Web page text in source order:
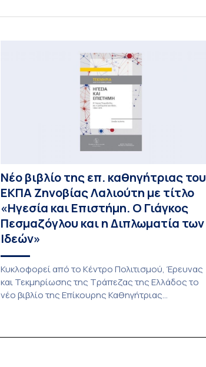
τηλεοπτικό γεγονός σε απευθείας σύνδεση»
Νέο βιβλίο της επ. καθηγήτριας του
ΕΚΠΑ Ζηνοβίας Λαλιούτη με τίτλο
«Ηγεσία και Επιστήμη. Ο Γιάγκος
Πεσμαζόγλου και η Διπλωματία των
Ιδεών»
Κυκλοφορεί από το Κέντρο Πολιτισμού, Έρευνας
και Τεκμηρίωσης της Τράπεζας της Ελλάδος το
νέο βιβλίο της Επίκουρης Καθηγήτριας
και Καποδιστριακού Πανεπιστημίου Αθηνών